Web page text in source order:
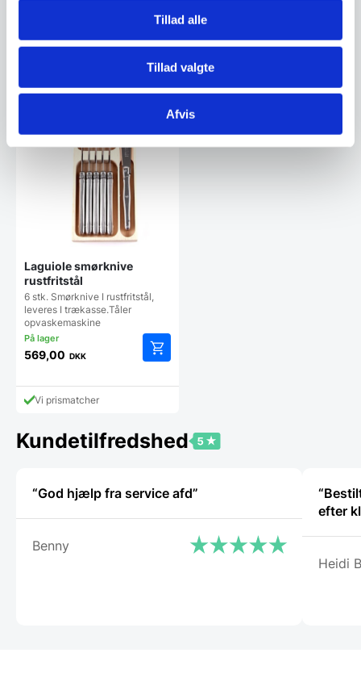
Tillad alle
Tillad valgte
Afvis
1.899,00
Vi prismatcher
Laguiole smørknive
rustfritstål
6 stk. Smørknive I rustfritstål,
leveres I trækasse.Tåler
opvaskemaskine
569,00 DKK
Vi prismatcher
Kundetilfredshed
“God hjælp fra service afd”
Benny
efter
Heidi